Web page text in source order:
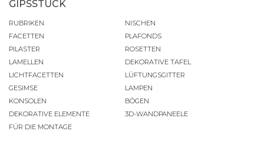
GIPSSTUCK
RUBRIKEN
FACETTEN
PILASTER
LAMELLEN
LICHTFACETTEN
GESIMSE
KONSOLEN
DEKORATIVE ELEMENTE
FÜR DIE MONTAGE
NISCHEN
PLAFONDS
ROSETTEN
DEKORATIVE TAFEL
LÜFTUNGSGITTER
LAMPEN
BÖGEN
3D-WANDPANEELE